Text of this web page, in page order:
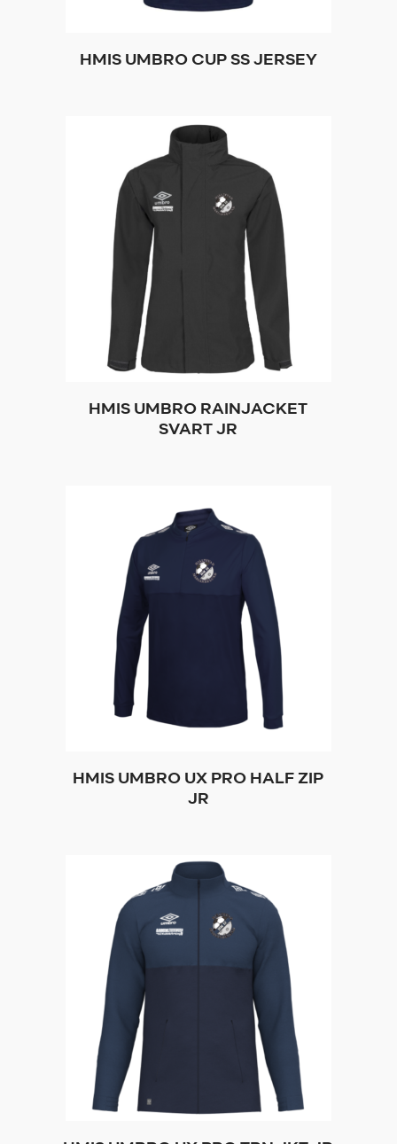
HMIS UMBRO CUP SS JERSEY
HMIS UMBRO RAINJACKET
SVART JR
HMIS UMBRO UX PRO HALF ZIP
JR